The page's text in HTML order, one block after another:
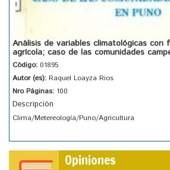
Análisis de variables climatológicas con
agrícola; caso de las comunidades
Código: 01895
Autor (es): Raquel Loayza Rios
Nro Páginas: 100
Descripción
Clima/Metereología/Puno/Agricultura
Opiniones